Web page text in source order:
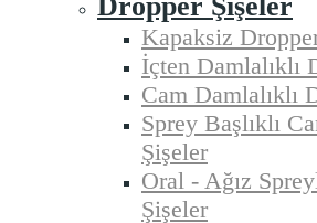
Dropper Şişeler
Kapaksiz
İçten Damlalıklı
Cam Damlalıklı
Sprey Başlıklı
Şişeler
Oral - Ağız
Şişeler